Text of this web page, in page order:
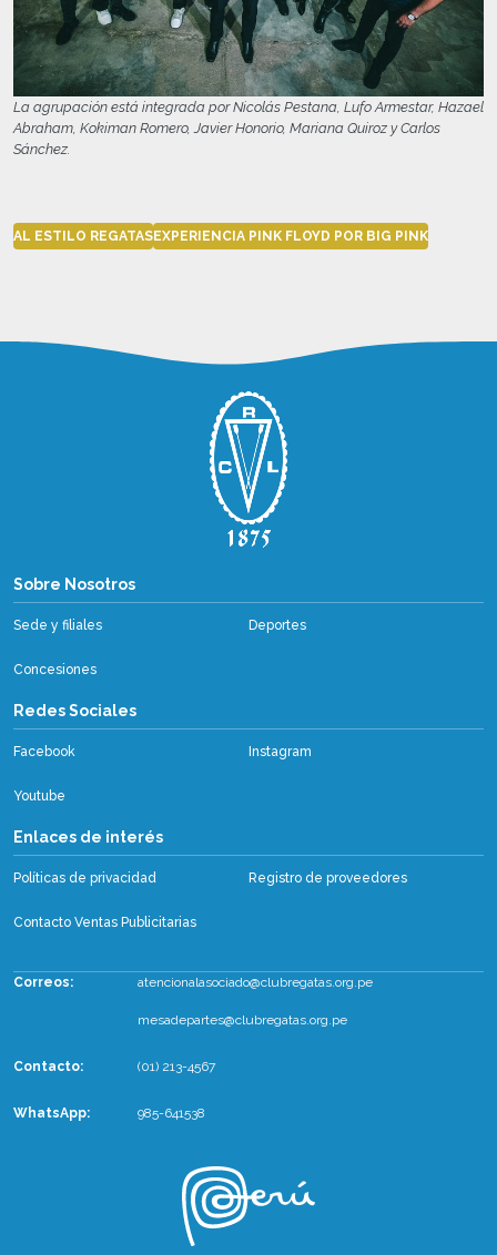
La agrupación está integrada por Nicolás Pestana, Lufo Armestar, Hazael
Abraham, Kokiman Romero, Javier Honorio, Mariana Quiroz y Carlos
Sánchez.
AL ESTILO REGATASEXPERIENCIA PINK FLOYD POR BIG PINK
Sobre Nosotros
Sobre Nosotros
Sede y filiales Deportes
Concesiones
Redes Sociales
Facebook Instagram
Youtube
Enlaces de interés
Políticas de privacidad Registro de proveedores
Contacto Ventas Publicitarias
Correos: atencionalasociado@clubregatas.org.pe
mesadepartes@clubregatas.org.pe
Contacto: (01) 213-4567
WhatsApp: 985-641538